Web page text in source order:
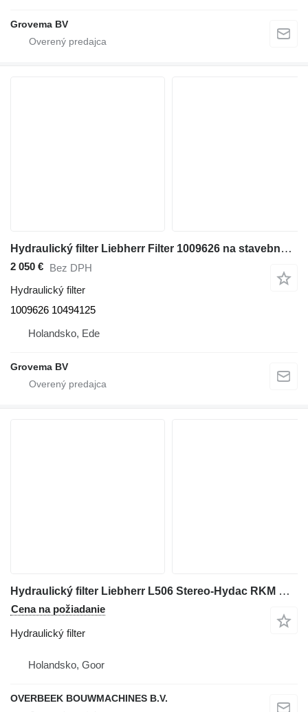
Grovema BV
Hydraulický filter Liebherr Filter 1009626 na stavebného stroja
2 050 € Bez DPH
Hydraulický filter
1009626 10494125
Holandsko, Ede
Grovema BV
Hydraulický filter Liebherr L506 Stereo-Hydac RKM MM 201BZZ10W0.0-Filter na kolesového nakladača
Cena na požiadanie
Hydraulický filter
Holandsko, Goor
OVERBEEK BOUWMACHINES B.V.